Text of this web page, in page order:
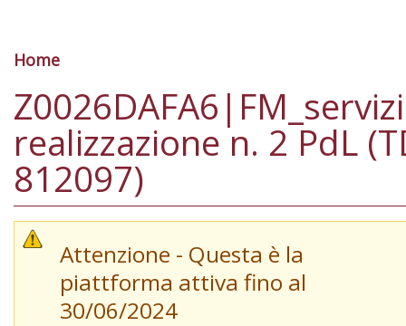
Tu sei qui
Home
realizzazione n. 2 PdL
812097)
Attenzione - Questa è la
piattforma attiva fino al
30/06/2024